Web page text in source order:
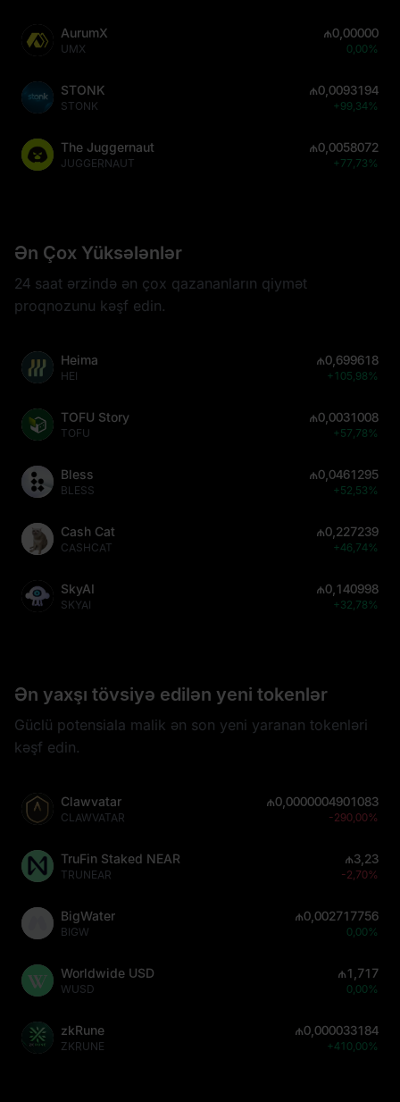
AurumX
UMX
₼0,00000
0,00%
STONK
STONK
₼0,0093194
+99,34%
The Juggernaut
JUGGERNAUT
₼0,0058072
+77,73%
Ən Çox Yüksələnlər
24 saat ərzində ən çox qazananların qiymət
proqnozunu kəşf edin.
Heima
HEI
₼0,699618
+105,98%
TOFU Story
TOFU
₼0,0031008
+57,78%
Bless
BLESS
₼0,0461295
+52,53%
Cash Cat
CASHCAT
₼0,227239
+46,74%
SkyAI
SKYAI
₼0,140998
+32,78%
Ən yaxşı tövsiyə edilən yeni tokenlər
Güclü potensiala malik ən son yeni yaranan tokenləri
kəşf edin.
Clawvatar
CLAWVATAR
₼0,0000004901083
-290,00%
TruFin Staked NEAR
TRUNEAR
₼3,23
-2,70%
BigWater
BIGW
₼0,002717756
0,00%
Worldwide USD
WUSD
₼1,717
0,00%
zkRune
ZKRUNE
₼0,000033184
+410,00%